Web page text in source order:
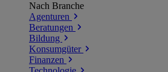
Nach Branche
Agenturen
Beratungen
Bildung
Konsumgüter
Finanzen